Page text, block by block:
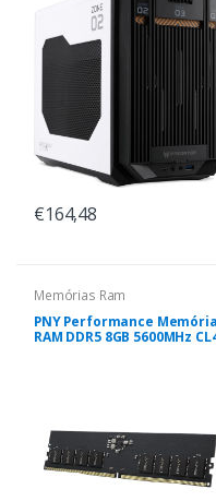
€164,48
Memórias Ram
PNY Performance Memória
RAM DDR5 8GB 5600MHz